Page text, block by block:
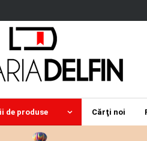
de produse Cărţi noi